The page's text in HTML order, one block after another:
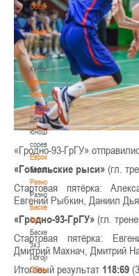
Сборные
Сборные
Чемпионат
Чемпионат
Кубок
Кубок
Детско-
юношеские
соревнования
Детско-
юношеские
соревнования
Еврокубки
Еврокубки
Разное
Разное
Баскетбол
3х3
Баскетбол
3х3
Лого[modid=121]
Сборные
«Гродно-93-ГрГУ»
«Гомельские рыси» (гл.
Стартовая пятёрка:
Евгений Рыбкин, Даниил
«Гродно-93-ГрГУ» (гл.
Стартовая пятёрка:
Дмитрий Махнач, Дмитрий
Итоговый результат 118:69